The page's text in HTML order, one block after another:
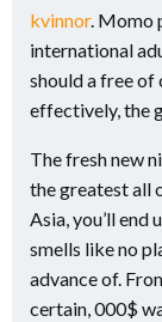
kvinnor. Momo
international
should a free
effectively, the
The fresh new
the greatest all
Asia, you’ll
smells like no
advance of.
certain, 000$